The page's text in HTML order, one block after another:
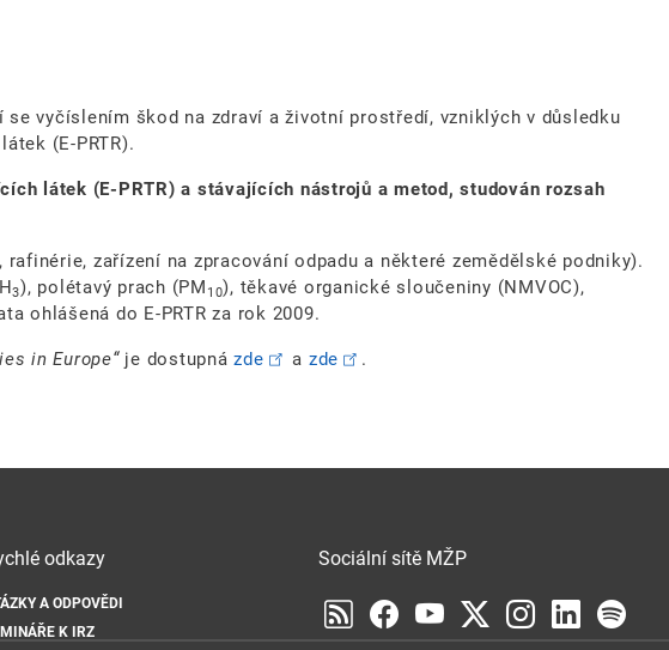
vyčíslením škod na zdraví a životní prostředí, vzniklých v důsledku
(E-PRTR).
látek (E-PRTR) a stávajících nástrojů a metod, studován rozsah
zařízení na zpracování odpadu a některé zemědělské podniky).
3), polétavý prach (PM 10), těkavé organické sloučeniny (NMVOC),
ohlášená do E-PRTR za rok 2009.
in Europe“je dostupnázde a zde .
odkazy
A ODPOVĚDI
K IRZ
Sociální sítě MŽP